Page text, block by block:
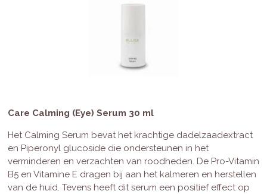
Care Calming (Eye) Serum 30 ml
Het Calming Serum bevat het krachtige dadelzaadextract
en Piperonyl glucoside die ondersteunen in het
verminderen en verzachten van roodheden. De Pro-Vitamin
B5 en Vitamine E dragen bij aan het kalmeren en herstellen
van de huid. Tevens heeft dit serum een positief effect op